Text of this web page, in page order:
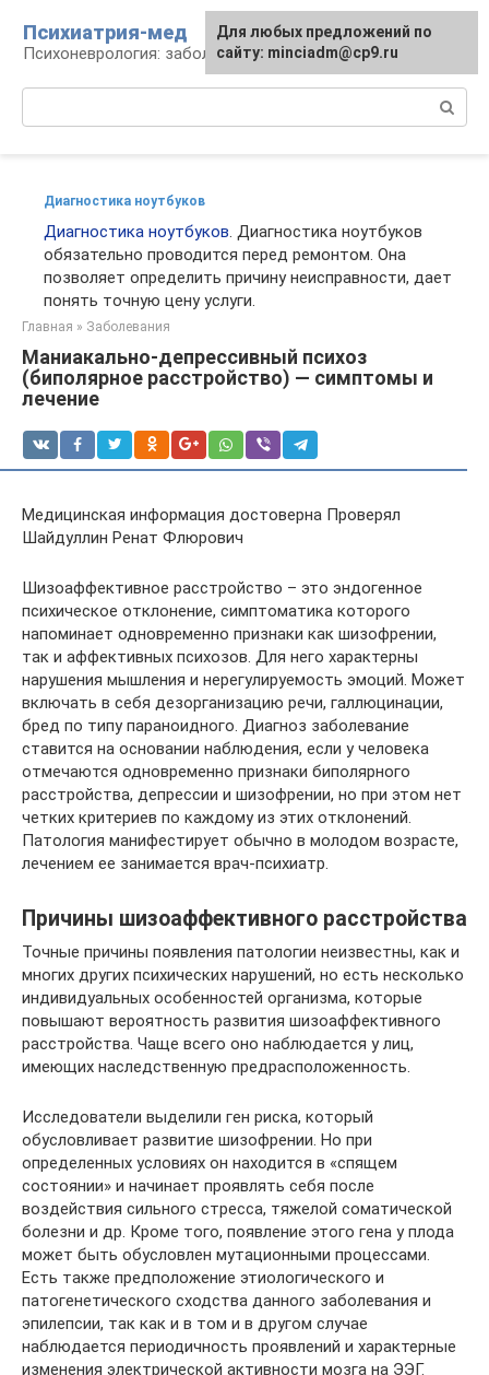
контенту
Психиатрия-мед
Психоневрология: заболевания и терапия
Диагностика ноутбуков
Диагностика ноутбуков. Диагностика ноутбуков
обязательно проводится перед ремонтом. Она
позволяет определить причину неисправности, дает
понять точную цену услуги.
Главная » Заболевания
Маниакально-депрессивный психоз
(биполярное расстройство) — симптомы и
лечение
Медицинская информация достоверна Проверял
Шайдуллин Ренат Флюрович
Шизоаффективное расстройство – это эндогенное
психическое отклонение, симптоматика которого
напоминает одновременно признаки как шизофрении,
так и аффективных психозов. Для него характерны
нарушения мышления и нерегулируемость эмоций. Может
включать в себя дезорганизацию речи, галлюцинации,
бред по типу параноидного. Диагноз заболевание
ставится на основании наблюдения, если у человека
отмечаются одновременно признаки биполярного
расстройства, депрессии и шизофрении, но при этом нет
четких критериев по каждому из этих отклонений.
Патология манифестирует обычно в молодом возрасте,
лечением ее занимается врач-психиатр.
Причины шизоаффективного расстройства
Точные причины появления патологии неизвестны, как и
многих других психических нарушений, но есть несколько
индивидуальных особенностей организма, которые
повышают вероятность развития шизоаффективного
расстройства. Чаще всего оно наблюдается у лиц,
имеющих наследственную предрасположенность.
Исследователи выделили ген риска, который
обусловливает развитие шизофрении. Но при
определенных условиях он находится в «спящем
состоянии» и начинает проявлять себя после
воздействия сильного стресса, тяжелой соматической
болезни и др. Кроме того, появление этого гена у плода
может быть обусловлен мутационными процессами.
Есть также предположение этиологического и
патогенетического сходства данного заболевания и
эпилепсии, так как и в том и в другом случае
наблюдается периодичность проявлений и характерные
изменения электрической активности мозга на ЭЭГ.
Для любых предложений по
сайту: minciadm@cp9.ru